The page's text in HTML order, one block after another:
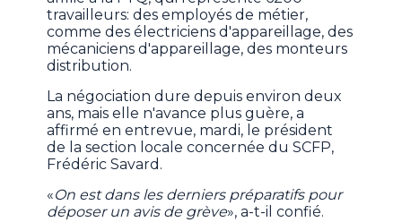
travailleurs: des employés de métier,
comme des électriciens d'appareillage, des
mécaniciens d'appareillage, des monteurs
distribution.
La négociation dure depuis environ deux
ans, mais elle n'avance plus guère, a
affirmé en entrevue, mardi, le président
de la section locale concernée du SCFP,
Frédéric Savard.
«On est dans les derniers préparatifs pour
déposer un avis de grève», a-t-il confié.